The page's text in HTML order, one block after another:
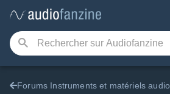
Forums Instruments et matériels audio